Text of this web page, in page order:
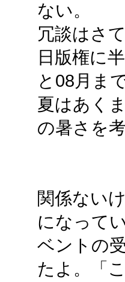
ない。
冗談はさ
日版権に
と08月ま
夏はあく
の暑さを
関係ない
になって
ベントの
たよ。「